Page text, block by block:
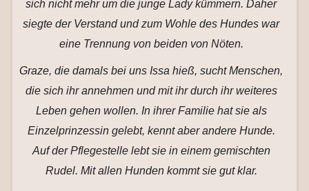
sich nicht mehr um die junge Lady kümmern. Daher
siegte der Verstand und zum Wohle des Hundes war
eine Trennung von beiden von Nöten.
Graze, die damals bei uns Issa hieß, sucht Menschen,
die sich ihr annehmen und mit ihr durch ihr weiteres
Leben gehen wollen. In ihrer Familie hat sie als
Einzelprinzessin gelebt, kennt aber andere Hunde.
Auf der Pflegestelle lebt sie in einem gemischten
Rudel. Mit allen Hunden kommt sie gut klar.